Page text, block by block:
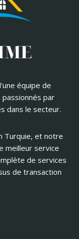
équipe de
par
dans le secteur.
Turquie, et notre
meilleur service
de services
de transaction